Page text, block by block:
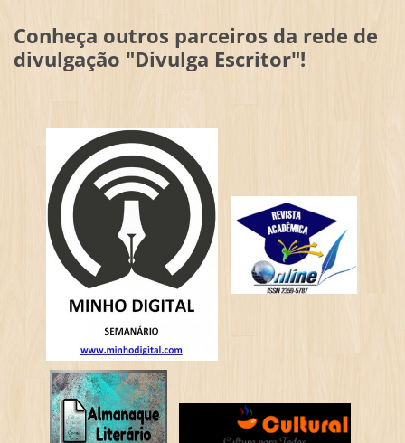
Conheça outros parceiros da rede de
divulgação "Divulga Escritor"!